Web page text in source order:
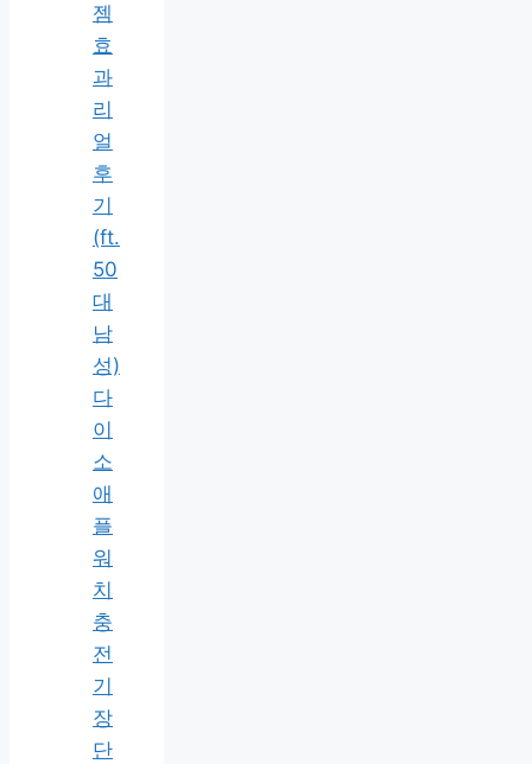
젬
효
과
리
얼
후
기
(ft.
50
대
남
성)
다
이
소
애
플
워
치
충
전
기
장
단